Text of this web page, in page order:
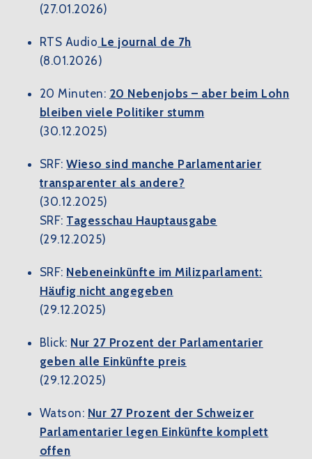
(27.01.2026)
RTS Audio Le journal de 7h
(8.01.2026)
20 Minuten: 20 Nebenjobs – aber beim Lohn
bleiben viele Politiker stumm
(30.12.2025)
SRF:Wieso sind manche Parlamentarier
transparenter als andere?
(30.12.2025)
SRF: Tagesschau Hauptausgabe
(29.12.2025)
SRF: Nebeneinkünfte im Milizparlament:
Häufig nicht angegeben
(29.12.2025)
Blick: Nur 27 Prozent der Parlamentarier
geben alle Einkünfte preis
(29.12.2025)
Watson: Nur 27 Prozent der Schweizer
Parlamentarier legen Einkünfte komplett
offen